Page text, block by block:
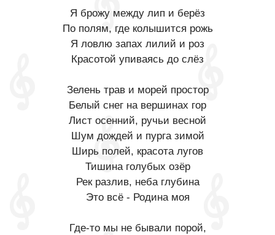
Я брожу между лип и берёз
По полям, где колышится рожь
Я ловлю запах лилий и роз
Красотой упиваясь до слёз
Зелень трав и морей простор
Белый снег на вершинах гор
Лист осенний, ручьи весной
Шум дождей и пурга зимой
Ширь полей, красота лугов
Тишина голубых озёр
Рек разлив, неба глубина
Это всё - Родина моя
Где-то мы не бывали порой,